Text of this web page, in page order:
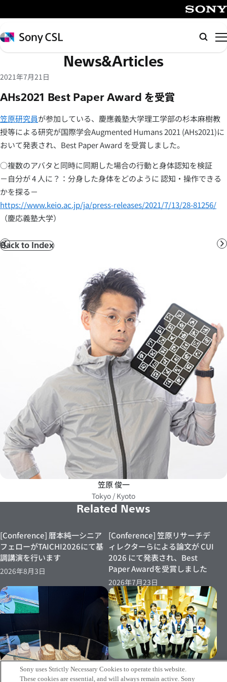
イ
ン
コ
テ
ツ
ス
キ
ッ
プ
Sony
CSL
検
索
News&Articles
2021年7月21日
AHs2021 Best Paper Award を受賞
笠原研究員が参加している、慶應義塾大学理工学部の杉本麻樹教
授等による研究が国際学会Augmented Humans 2021 (AHs2021)に
おいて発表され、Best Paper Award を受賞しました。
○複数のアバタと同時に同期した場合の行動と身体認知を検証
－自分が 4 人に？：分身した身体をどのように 認知・操作できる
かを探る－
https://www.keio.ac.jp/ja/press-releases/2021/7/13/28-81256/
（慶応義塾大学）
前
Back to Index
笠原 俊一
Tokyo / Kyoto
Related News
[Conference] 暦本純一シニア
フェローがTAICHI2026にて基
調講演を行います
2026年8月3日
[Conference] 笠原リサーチデ
ィレクターらによる論文が CUI
2026 にて発表され、Best
Paper Awardを受賞しました
2026年7月23日
[Event 07/15～]笠原リサーチ
ディレクターの実証実験が日本
Sony uses Strictly Necessary Cookies to operate this website.
These cookies are essential, and will always remain active. Sony